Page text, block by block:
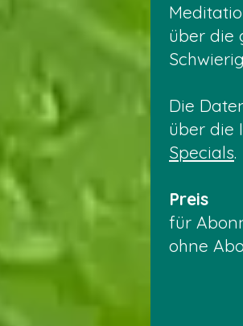
über die
Die
über die
Specials.
Preis
für
ohne